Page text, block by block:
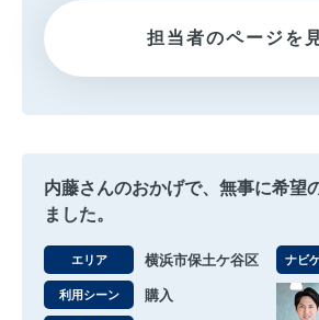
担当者のページを
内藤さんのおかげで、無事に希望
ました。
エリア 横浜市保土ケ谷区
利用シーン 購入
ナビ